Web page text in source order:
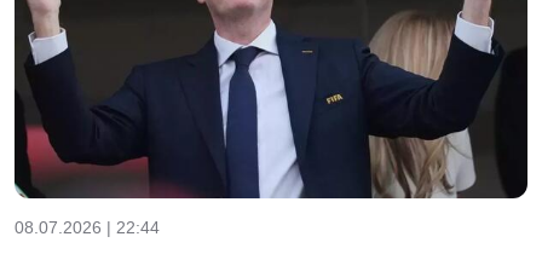
08.07.2026 | 22:44